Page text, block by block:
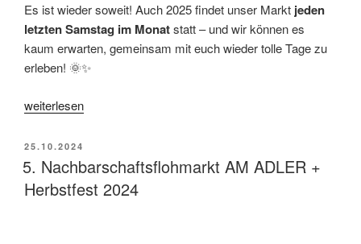
Es ist wieder soweit! Auch 2025 findet unser Markt jeden
letzten Samstag im Monatstatt – und wir können es
kaum erwarten, gemeinsam mit euch wieder tolle Tage zu
erleben! 🌞✨
„Flohmarkt
ADLER:
Alle
Termine
2025“
weiterlesen
VERÖFFENTLICHT
AM
25.10.2024
5. Nachbarschaftsflohmarkt AM ADLER +
Herbstfest 2024